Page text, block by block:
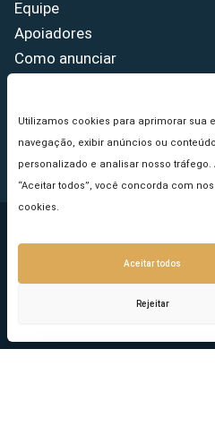
Utilizamos cookies para aprimorar sua
navegação, exibir anúncios ou conteúdo
personalizado e analisar nosso tráfego.
“Aceitar todos”, você concorda com
cookies.
Aceitar todos
Rejeitar
Equipe
Apoiadores
Como anunciar
Princípios Editoriais
Copyright © 2026 -